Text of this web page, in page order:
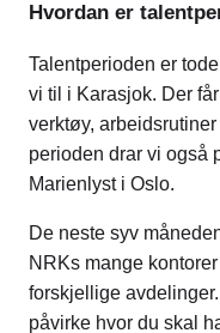
Hvordan er
Talentperioden er
vi til i Karasjok. Der
verktøy,
perioden drar vi også
Marienlyst i Oslo.
De neste syv
NRKs mange
forskjellige
påvirke hvor du skal